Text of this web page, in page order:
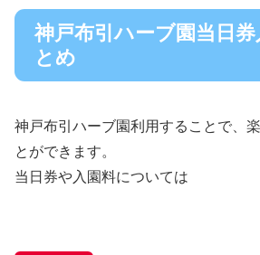
神戸布引ハーブ園当日券
とめ
神戸布引ハーブ園利用することで、
とができます。
当日券や入園料については